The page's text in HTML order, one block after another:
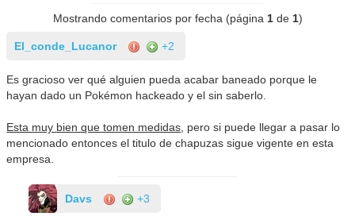
Mostrando comentarios por fecha (página 1de 1)
El_conde_Lucanor +2
Es gracioso ver qué alguien pueda acabar baneado porque le
hayan dado un Pokémon hackeado y el sin saberlo.
Esta muy bien que tomen medidas , pero si puede llegar a pasar lo
mencionado entonces el titulo de chapuzas sigue vigente en esta
empresa.
Davs +3